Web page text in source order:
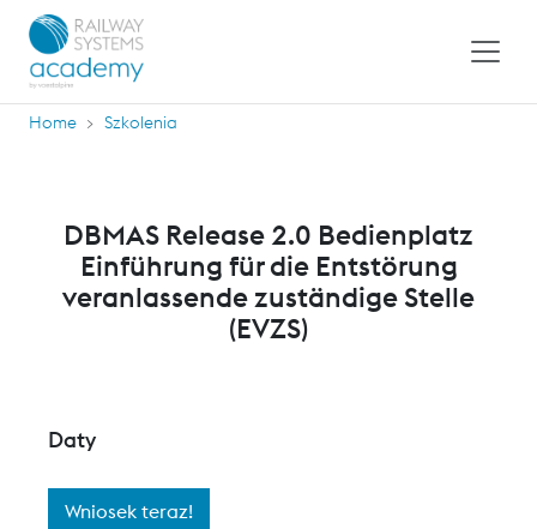
Home Szkolenia
DBMAS Release 2.0 Bedienplatz
Einführung für die Entstörung
veranlassende zuständige Stelle
(EVZS)
Daty
Wniosek teraz!